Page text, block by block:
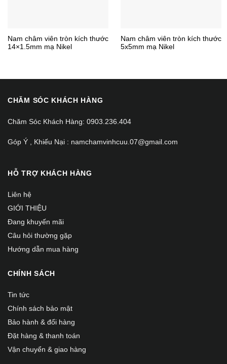
Nam châm viên tròn kích thước
14×1.5mm mạ Nikel
Nam châm viên tròn kích thước
5x5mm mạ Nikel
CHĂM SÓC KHÁCH HÀNG
Chăm Sóc Khách Hàng: 0903.236.404
Góp Ý , Khiếu Nại : namchamvinhcuu.07@gmail.com
HỖ TRỢ KHÁCH HÀNG
Liên hệ
GIỚI THIỆU
Đang khuyến mãi
Câu hỏi thường gặp
Hướng dẫn mua hàng
CHÍNH SÁCH
Tin tức
Chính sách bảo mật
Bảo hành & đổi hàng
Đặt hàng & thanh toán
Vận chuyển & giao hàng